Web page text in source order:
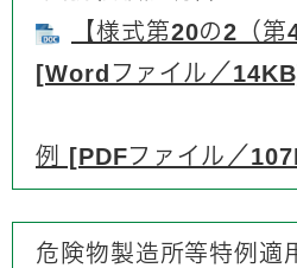
【様式第20の2（第
[Wordファイル／
例 [PDFファイル／
危険物製造所等特例適